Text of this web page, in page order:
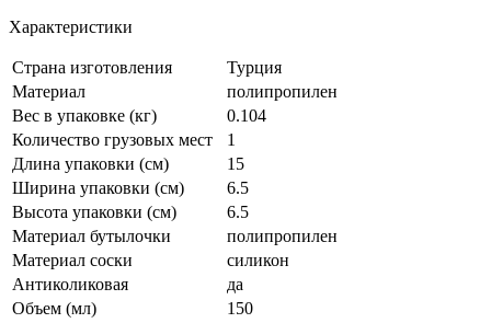
Характеристики
Страна изготовления
Турция
Материал
полипропилен
Вес в упаковке (кг)
0.104
Количество грузовых мест
1
Длина упаковки (см)
15
Ширина упаковки (см)
6.5
Высота упаковки (см)
6.5
Материал бутылочки
полипропилен
Материал соски
силикон
Антиколиковая
да
Объем (мл)
150